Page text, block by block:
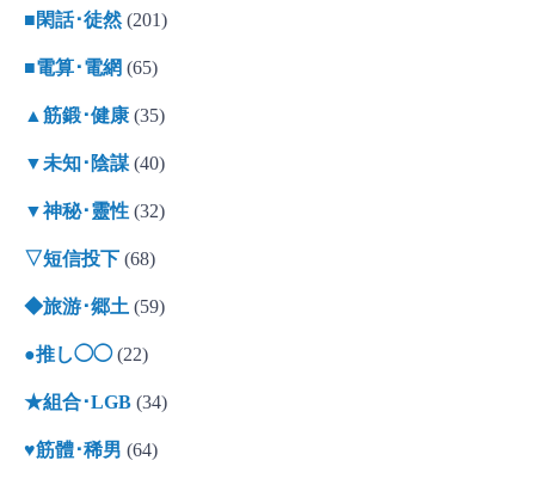
■閑話･徒然(201)
■電算･電網 (65)
▲筋鍛･健康 (35)
▼未知･陰謀 (40)
▼神秘･靈性 (32)
▽短信投下 (68)
◆旅游･郷土 (59)
●推し◯◯(22)
★組合･LGB (34)
♥筋體･稀男 (64)